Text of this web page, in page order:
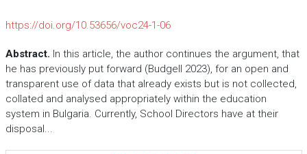
https://doi.org/10.53656/voc24-1-06
Abstract. In this article, the author continues the argument, that
he has previously put forward (Budgell 2023), for an open and
transparent use of data that already exists but is not collected,
collated and analysed appropriately within the education
system in Bulgaria. Currently, School Directors have at their
disposal...